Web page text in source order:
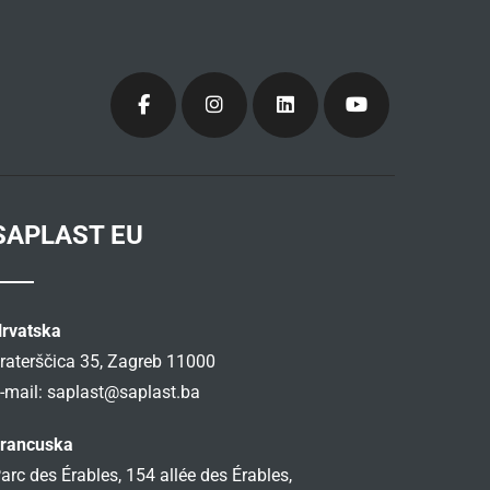
EU
35, Zagreb 11000
mail: saplast@saplast.ba
des Érables, 154 allée des Érables,